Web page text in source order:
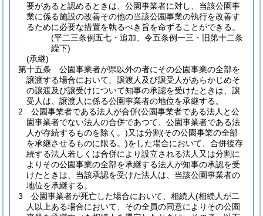
要があると認めるときは、公園事業者に対し、当該公園事
業に係る施設の改善その他の当該公園事業の執行を改善す
るために必要な措置を執るべき旨を命ずることができる。
(平二三条例五七・追加、令五条例一三・旧第十二条
繰下)
(承継)
第十五条
公園事業者が県以外の者にその公園事業の全部を
譲渡する場合において、譲渡人及び譲受人があらかじめそ
の譲渡及び譲受けについて知事の承認を受けたときは、譲
受人は、譲渡人に係る公園事業者の地位を承継する。
2
公園事業者である法人が合併(公園事業者である法人と公
園事業者でない法人の合併であつて、公園事業者である法
人が存続するものを除く。)又は分割(その公園事業の全部
を承継させるものに限る。)をした場合において、合併後存
続する法人若しくは合併により設立される法人又は分割に
よりその公園事業の全部を承継する法人が知事の承認を受
けたときは、当該承認を受けた法人は、当該公園事業者の
地位を承継する。
3
公園事業者が死亡した場合において、相続人(相続人が二
人以上ある場合において、その全員の同意によりその公園